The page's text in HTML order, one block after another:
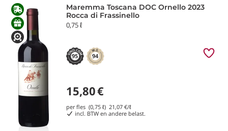
Maremma Toscana DOC Ornello 2023
Rocca di Frassinello
0,75 ℓ
95 94
15,80€
per fles (0,75 ℓ) 21,07 €/ℓ
incl. BTW en andere belast.